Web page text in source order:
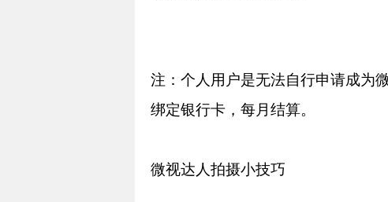
注：个人用户是无法自行申请成为
绑定银行卡，每月结算。
微视达人拍摄小技巧